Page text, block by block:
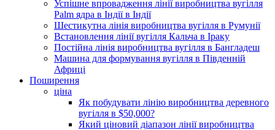
Успішне впровадження лінії виробництва вугілля
Palm ядра в Індії в Індії
Шестикутна лінія виробництва вугілля в Румунії
Встановлення лінії вугілля Кальча в Іраку
Постійна лінія виробництва вугілля в Бангладеш
Машина для формування вугілля в Південній
Африці
Поширення
ціна
Як побудувати лінію виробництва деревного
вугілля в $50,000?
Який ціновий діапазон лінії виробництва